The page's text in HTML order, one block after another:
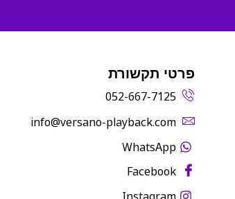
פרטי תקשורת
052-667-7125
‫info@versano-playback.com‬
WhatsApp
Facebook
Instagram